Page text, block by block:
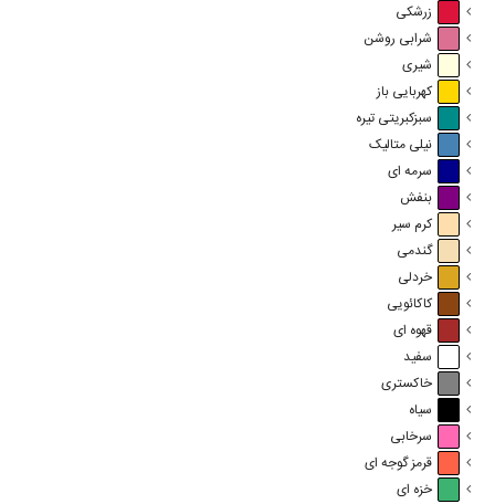
زرشکی
شرابی روشن
شیری
کهربایی باز
سبزکبریتی تیره
نیلی متالیک
سرمه ای
بنفش
کرم سیر
گندمی
خردلی
کاکائویی
قهوه ای
سفید
خاکستری
سیاه
سرخابی
قرمز گوجه ای
خزه ای